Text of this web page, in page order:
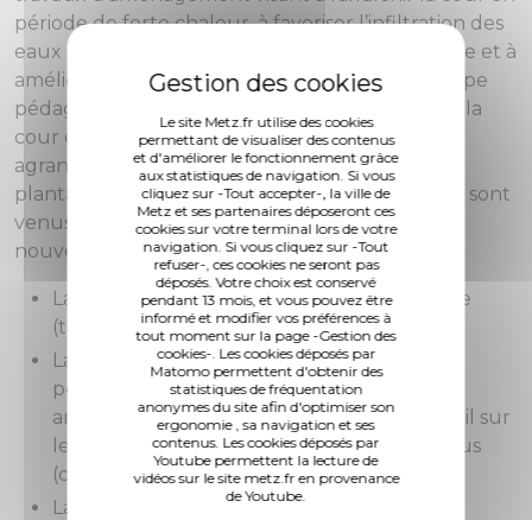
Le site Metz.fr utilise des cookies
permettant de visualiser des contenus
et d'améliorer le fonctionnement grâce
aux statistiques de navigation. Si vous
cliquez sur -Tout accepter-, la ville de
Metz et ses partenaires déposeront ces
cookies sur votre terminal lors de votre
navigation. Si vous cliquez sur -Tout
refuser-, ces cookies ne seront pas
déposés. Votre choix est conservé
pendant 13 mois, et vous pouvez être
informé et modifier vos préférences à
tout moment sur la page -Gestion des
cookies-. Les cookies déposés par
Matomo permettent d'obtenir des
statistiques de fréquentation
anonymes du site afin d'optimiser son
ergonomie , sa navigation et ses
contenus. Les cookies déposés par
Youtube permettent la lecture de
vidéos sur le site metz.fr en provenance
de Youtube.
période de forte chaleur, à favoriser l’infiltration des
eaux de pluie, à développer la biodiversité locale et à
améliorer le cadre de vie des élèves et de l’équipe
pédagogique (déminéralisation d’une partie de la
cour et installation de pavés joints gazon,
agrandissement des espaces de pleine terre,
plantation de nouveaux arbres, etc.). Les élèves sont
venus aménager les espaces verts existants et
nouvellement créés par :
La réhabilitation du parcours coin de nature
(très utilisé par les élèves), rondins fendus…
La réhabilitation des 8 carrés de jardins
pédagogiques : replanter des légumes et
aromates (sensorielle), carré de fleurs (travail sur
les graines, bulbes, semis), parcours pieds nus
(carré pieds nus)
La plantation de haies d'arbres fruitiers et